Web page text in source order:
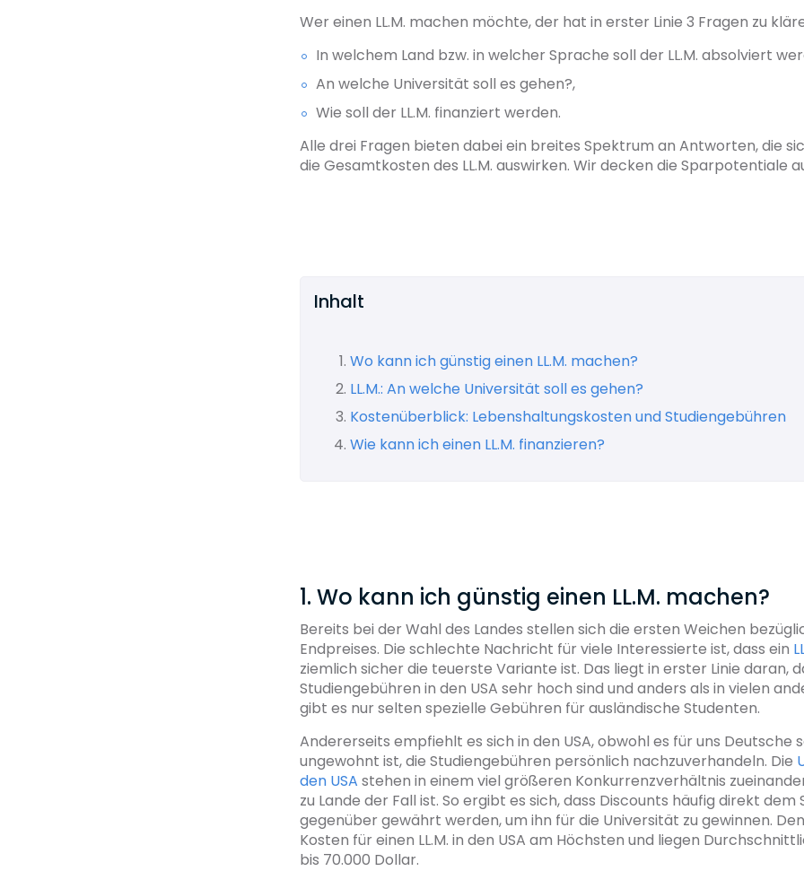
Wer einen LL.M. machen möchte, der hat in erster Linie 3 Fragen zu
In welchem Land bzw. in welcher Sprache soll der LL.M. absolviert
An welche Universität soll es gehen?,
Wie soll der LL.M. finanziert werden.
Alle drei Fragen bieten dabei ein breites Spektrum an Antworten, die
die Gesamtkosten des LL.M. auswirken. Wir decken die Sparpotentiale
Inhalt
Wo kann ich günstig einen LL.M. machen?
LL.M.: An welche Universität soll es gehen?
Kostenüberblick: Lebenshaltungskosten und Studiengebühren
Wie kann ich einen LL.M. finanzieren?
1. Wo kann ich günstig einen LL.M. machen?
Bereits bei der Wahl des Landes stellen sich die ersten Weichen
Endpreises. Die schlechte Nachricht für viele Interessierte ist, dass ein
ziemlich sicher die teuerste Variante ist. Das liegt in erster Linie daran,
Studiengebühren in den USA sehr hoch sind und anders als in vielen
gibt es nur selten spezielle Gebühren für ausländische Studenten.
Andererseits empfiehlt es sich in den USA, obwohl es für uns Deutsche
ungewohnt ist, die Studiengebühren persönlich nachzuverhandeln. Die
den USA stehen in einem viel größeren Konkurrenzverhältnis
zu Lande der Fall ist. So ergibt es sich, dass Discounts häufig direkt dem
gegenüber gewährt werden, um ihn für die Universität zu gewinnen.
Kosten für einen LL.M. in den USA am Höchsten und liegen
bis 70.000 Dollar.